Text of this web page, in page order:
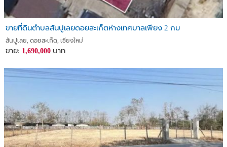
ขายที่ดินตำบลสันปูเลยดอยสะเก็ตห่างเทศบาลเพียง 2 กม
สันปูเลย, ดอยสะเก็ด, เชียงใหม่
ขาย: 1,690,000 บาท